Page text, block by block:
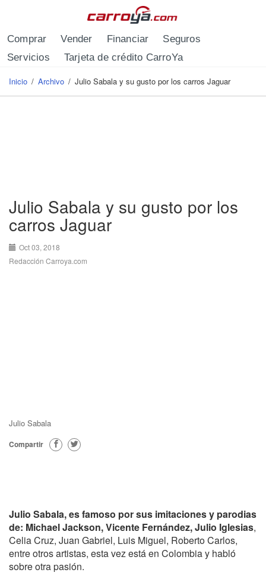
Comprar Vender Financiar
Seguros
Servicios
Tarjeta de crédito CarroYa
Se encuentra usted aquí
Inicio / Archivo / Julio Sabala y su gusto por los carros Jaguar
Julio Sabala y su gusto por los
carros Jaguar
Oct 03, 2018
Redacción Carroya.com
Julio Sabala
Compartir
Julio Sabala, es famoso por sus imitaciones y parodias
de: Michael Jackson, Vicente Fernández, Julio Iglesias,
Celia Cruz, Juan Gabriel, Luis Miguel, Roberto Carlos,
entre otros artistas, esta vez está en Colombia y habló
sobre otra pasión.